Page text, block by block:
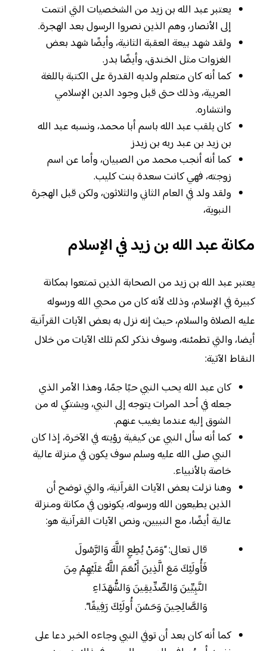
يعتبر عبد الله بن زيد من الشخصيات التي انتمت
إلى الأنصار، وهم الذين نصروا الرسول بعد الهجرة.
ولقد شهد بيعة العقبة الثانية، وأيضًا شهد بعض
الغزوات مثل الخندق، وأيضًا بدر.
كما أنه كان متعلم ولديه القدرة على الكتبة باللغة
العربية، وذلك حتى قبل وجود الدين الإسلامي
وانتشاره.
كان يلقب عبد الله باسم أبا محمد، ونسبه عبد الله
بن زيد بن عبد ربه بن زيدز
كما أنه أنجب محمد من الصبيان، وأما عن اسم
زوجته، فهي كانت سعدة بنت كليب.
ولقد ولد في العام الثاني والثلاثون، ولكن قبل الهجرة
النبوية،
مكانة عبد الله بن زيد في الإسلام
يعتبر عبد الله بن زيد من الصحابة الذين تمتعوا بمكانة
كبيرة في الإسلام، وذلك لأنه كان من محبي الله ورسوله
عليه الصلاة والسلام، حيث إنه نزل به بعض الآيات القرآنية
أيضا، والتي تطمئنه، وسوف نذكر لكم تلك الآيات من خلال
النقاط الآتية:
كان عبد الله يحب النبي حبًا جمًا، وهذا الأمر الذي
جعله في أحد المرات يتوجه إلى النبي، ويشتكي له من
الشوق إليه عندما يغيب عنهم.
كما أنه سأل النبي عن كيفية رؤيته في الآخرة، إذا كان
النبي صلى الله عليه وسلم سوف يكون في منزلة عالية
خاصة بالأنبياء.
وهنا نزلت بعض الآيات القرآنية، والتي توضح أن
الذين يطيعون الله ورسوله، يكونون في مكانة ومنزلة
عالية أيضًا، مع النبيين، ونص الآيات القرآنية هو:
قال تعالى: “وَمَنْ يُطِعِ اللَّهَ وَالرَّسُولَ
فَأُولَئِكَ مَعَ الَّذِينَ أَنْعَمَ اللَّهُ عَلَيْهِمْ مِنَ
النَّبِيِّينَ وَالصِّدِّيقِينَ وَالشُّهَدَاءِ
وَالصَّالِحِينَ وَحَسُنَ أُولَئِكَ رَفِيقًا”.
كما أنه كان بعد أن توفي النبي وجاءه الخبر دعا على